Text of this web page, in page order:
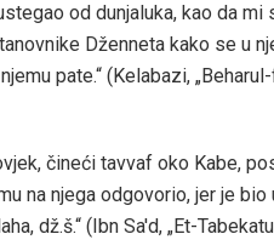
od dunjaluka, kao da
Dženneta kako se u
pate.“ (Kelabazi,
čineći tavvaf oko Kabe,
na njega odgovorio, jer je bio
dž.š.“ (Ibn Sa'd, „Et-